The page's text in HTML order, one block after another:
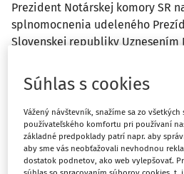
Prezident Notárskej komory SR
splnomocnenia udeleného
Slovenskej republiky Uznesením
Zb. o notároch a notárskej
vyhlásení výberového konania
notárskych miest.
Výberové konanie bolo
obsadenie voľných notárskych
Súhlas s cookies
Vážený návštevník, snažíme sa zo
používateľského komfortu pri používaní
základné predpoklady patrí napr. aby
aby sme vás neobťažovali nevhodnou
dostatok podnetov, ako web vylepšovať.